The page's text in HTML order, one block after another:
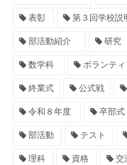
表彰 第３回学校説
部活動紹介 研究
数学科 ボランティ
終業式 公式戦
令和８年度 卒部式
部活動 テスト
理科 資格 交